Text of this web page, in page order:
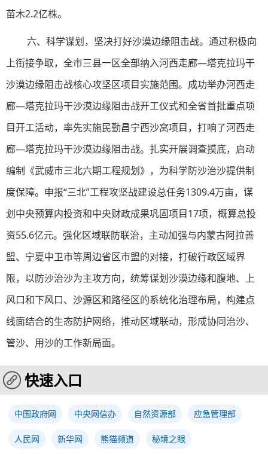
苗木2.2亿株。
六、科学谋划，坚决打好沙漠边缘阻击战。通过积极向
上衔接争取，全市三县一区全部纳入河西走廊—塔克拉玛干
沙漠边缘阻击战核心攻坚区项目实施范围。成功举办河西走
廊—塔克拉玛干沙漠边缘阻击战开工仪式和全省首批重点项
目开工活动，率先实施民勤昌宁西沙窝项目，打响了河西走
廊—塔克拉玛干沙漠边缘阻击战。扎实开展调查摸底，启动
编制《武威市三北六期工程规划》，为科学防沙治沙提供制
度保障。申报“三北”工程攻坚战建设总任务1309.4万亩，谋
划中央预算内投资和中央财政成果巩固项目17项，概算总投
资55.6亿元。强化区域联防联治，主动加强与内蒙古阿拉善
盟、宁夏中卫市等周边省区市盟的对接，打破行政区域界
限，以防沙治沙为主攻方向，统筹谋划沙漠边缘和腹地、上
风口和下风口、沙源区和路径区的系统化治理布局，构建点
线面结合的生态防护网络，推动区域联动，形成协同治沙、
管沙、用沙的工作新局面。
快速入口
中国政府网 中央网信办 自然资源部 应急管理部
人民网 新华网 熊猫频道 秘境之眼